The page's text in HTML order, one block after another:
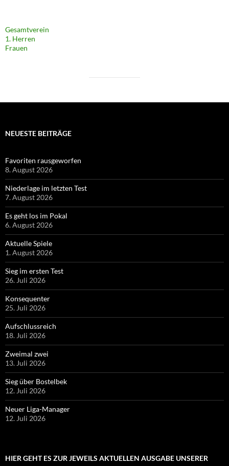
Gesamtverein
1. Herren
Frauen
NEUESTE BEITRÄGE
Favoriten rausgeworfen
8. August 2026
Niederlage im letzten Test
7. August 2026
Es geht los im Pokal
6. August 2026
Aktuelle Spiele
1. August 2026
Sieg im ersten Test
26. Juli 2026
Konsequenter
25. Juli 2026
Aufschlussreich
18. Juli 2026
Zweimal zwei
13. Juli 2026
Sieg über Bostelbek
12. Juli 2026
Neuer Liga-Manager
12. Juli 2026
HIER GEHT ES ZUR JEWEILS AKTUELLEN AUSGABE UNSERER